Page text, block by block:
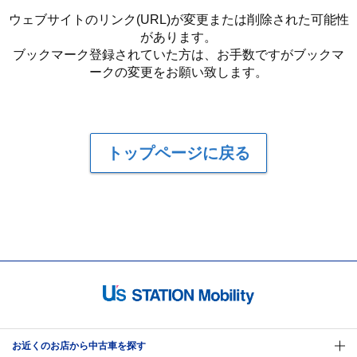
ウェブサイトのリンク(URL)が変更または削除された可能性
があります。
ブックマーク登録されていた方は、お手数ですがブックマ
ークの変更をお願い致します。
トップページに戻る
お近くのお店から中古車を探す